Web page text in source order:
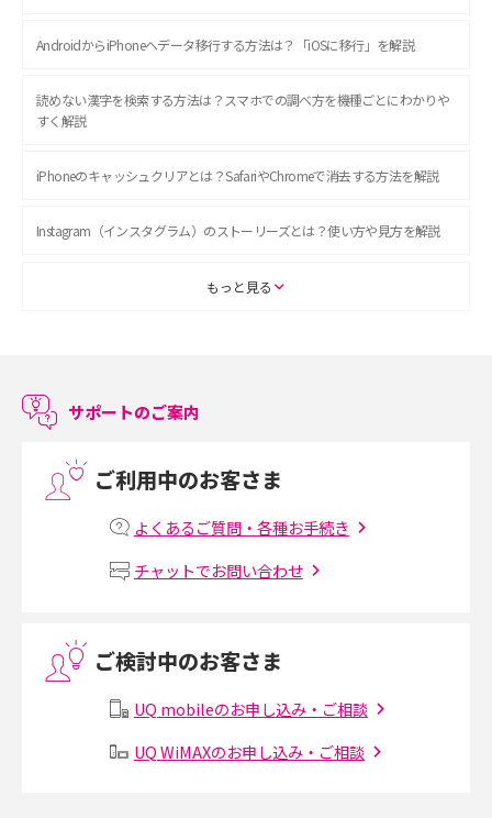
AndroidからiPhoneへデータ移行する方法は？「iOSに移行」を解説
読めない漢字を検索する方法は？スマホでの調べ方を機種ごとにわかりや
すく解説
iPhoneのキャッシュクリアとは？SafariやChromeで消去する方法を解説
Instagram（インスタグラム）のストーリーズとは？使い方や見方を解説
ASMRとは？初心者向けの代表ジャンルや楽しみ方を解説
LINEで友だちを削除する方法は？方法ごとの影響や復活・復元する方法も
プリペイドSIMとは？種類やメリット・デメリット、利用までの流れを解説
Threads（スレッズ）とは？主な機能や登録方法、投稿の仕方を解説
Instagram（インスタグラム）でスクショするとバレる？バレるケースや撮
もっと見る
サポートのご案内
ご利用中のお客さま
よくあるご質問・各種お手続き
チャットでお問い合わせ
ご検討中のお客さま
UQ mobileのお申し込み・ご相談
UQ WiMAXのお申し込み・ご相談